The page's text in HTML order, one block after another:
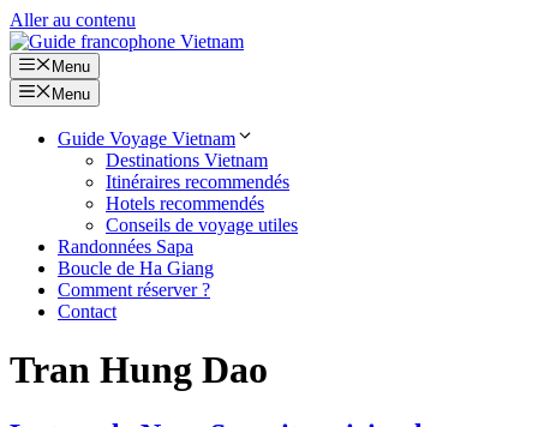
Aller au contenu
Menu
Menu
Guide Voyage Vietnam
Destinations Vietnam
Itinéraires recommendés
Hotels recommendés
Conseils de voyage utiles
Randonnées Sapa
Boucle de Ha Giang
Comment réserver ?
Contact
Tran Hung Dao